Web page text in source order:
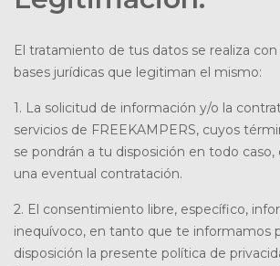
El tratamiento de tus datos se realiza
bases jurídicas que legitiman el mismo:
1. La solicitud de información y/o la
servicios de FREEKAMPERS, cuyos
se pondrán a tu disposición en todo
una eventual contratación.
2. El consentimiento libre, específico,
inequívoco, en tanto que te informamos
disposición la presente política de